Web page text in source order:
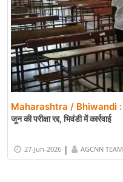
Maharashtra / Bhiwandi :
जून की परीक्षा रद्द, भिवंडी में कार्रवाई
27-Jun-2026 | AGCNN TEAM